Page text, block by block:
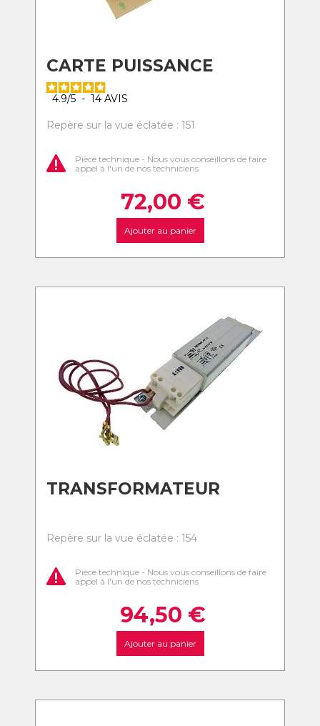
CARTE PUISSANCE
4.9/5 - 14 AVIS
Repère sur la vue éclatée : 151
Pièce technique - Nous vous conseillons de faire
appel à l'un de nos techniciens
72,00 €
Ajouter au panier
TRANSFORMATEUR
Repère sur la vue éclatée : 154
Pièce technique - Nous vous conseillons de faire
appel à l'un de nos techniciens
94,50 €
Ajouter au panier